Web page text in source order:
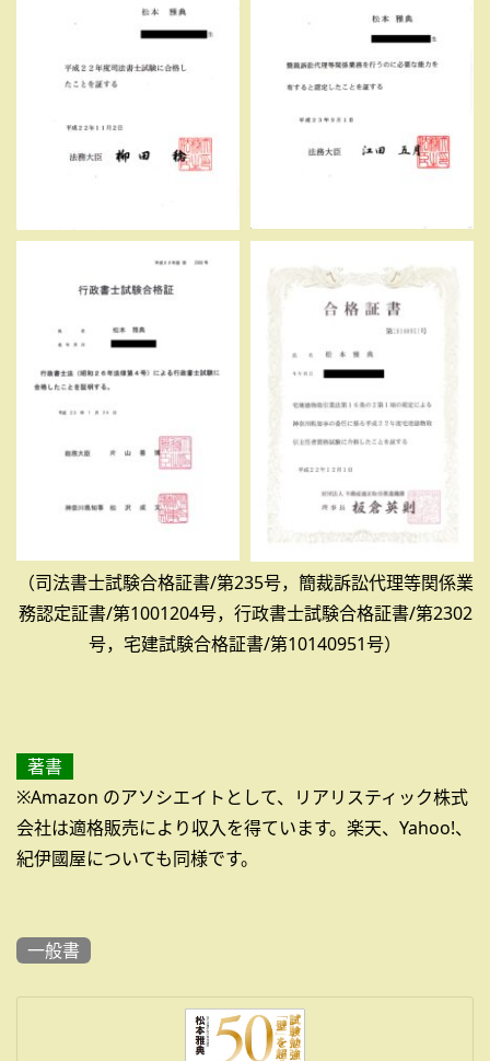
（司法書士試験合格証書/第235号，簡裁訴訟代理等関係業
務認定証書/第1001204号，行政書士試験合格証書/第2302
号，宅建試験合格証書/第10140951号）
著書
※Amazon のアソシエイトとして、リアリスティック株式
会社は適格販売により収入を得ています。楽天、Yahoo!、
紀伊國屋についても同様です。
一般書